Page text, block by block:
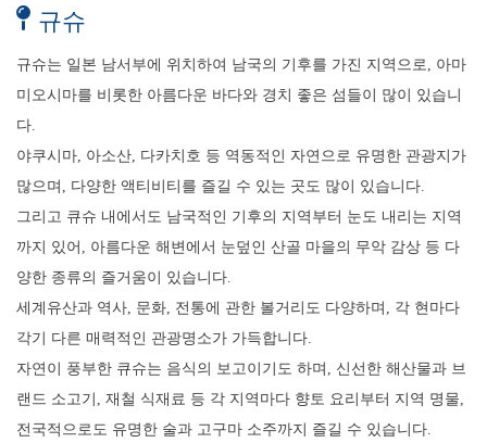
규슈
규슈는 일본 남서부에 위치하여 남국의 기후를 가진 지역으로, 아마
미오시마를 비롯한 아름다운 바다와 경치 좋은 섬들이 많이 있습니
다.
야쿠시마, 아소산, 다카치호 등 역동적인 자연으로 유명한 관광지가
많으며, 다양한 액티비티를 즐길 수 있는 곳도 많이 있습니다.
그리고 큐슈 내에서도 남국적인 기후의 지역부터 눈도 내리는 지역
까지 있어, 아름다운 해변에서 눈덮인 산골 마을의 무악 감상 등 다
양한 종류의 즐거움이 있습니다.
세계유산과 역사, 문화, 전통에 관한 볼거리도 다양하며, 각 현마다
각기 다른 매력적인 관광명소가 가득합니다.
자연이 풍부한 큐슈는 음식의 보고이기도 하며, 신선한 해산물과 브
랜드 소고기, 재철 식재료 등 각 지역마다 향토 요리부터 지역 명물,
전국적으로도 유명한 술과 고구마 소주까지 즐길 수 있습니다.